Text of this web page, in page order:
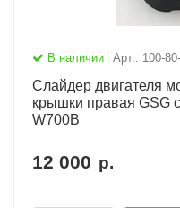
В наличии Арт.: 100-
Cлайдер двигателя
крышки правая GSG
W700B
12 000 р.